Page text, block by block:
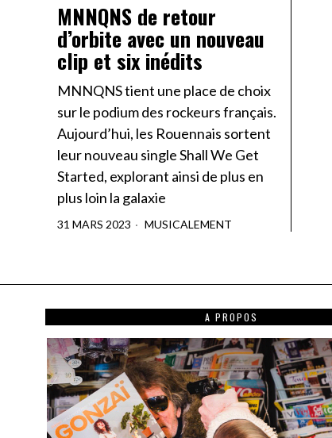
MNNQNS de retour
d’orbite avec un nouveau
clip et six inédits
MNNQNS tient une place de choix
sur le podium des rockeurs français.
Aujourd’hui, les Rouennais sortent
leur nouveau single Shall We Get
Started, explorant ainsi de plus en
plus loin la galaxie
31 MARS 2023 MUSICALEMENT
A PROPOS